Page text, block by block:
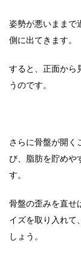
姿勢が悪いままで
側に出てきます。
すると、正面から
うのです。
さらに骨盤が開く
び、脂肪を貯めや
す。
骨盤の歪みを直せ
イズを取り入れて
しょう。